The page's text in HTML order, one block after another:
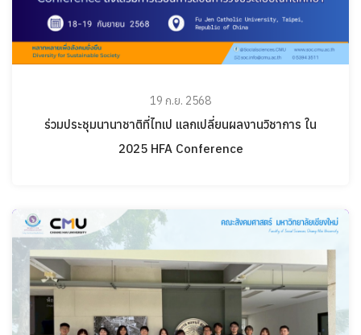
19 ก.ย. 2568
ร่วมประชุมนานาชาติที่ไทเป แลกเปลี่ยนผลงานวิชาการ ใน
2025 HFA Conference